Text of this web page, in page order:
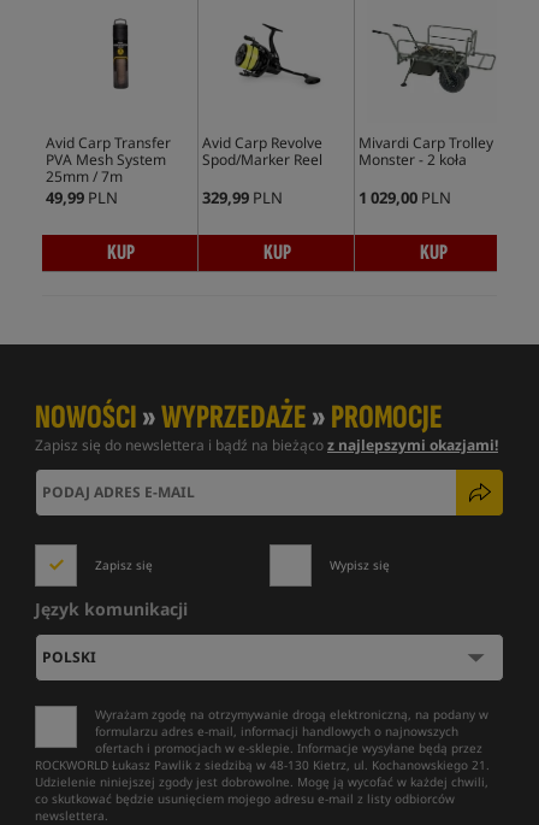
Avid Carp Transfer
PVA Mesh System
25mm / 7m
49,99 PLN
KUP
Avid Carp Revolve
Spod/Marker Reel
329,99 PLN
KUP
Mivardi Carp Trolley
Monster - 2 koła
1 029,00 PLN
KUP
NOWOŚCI»WYPRZEDAŻE»PROMOCJE
Zapisz się do newslettera i bądź na bieżącoz najlepszymi okazjami!
Zapisz się Wypisz się
Język komunikacji
Wyrażam zgodę na otrzymywanie drogą elektroniczną, na podany w
formularzu adres e-mail, informacji handlowych o najnowszych
ofertach i promocjach w e-sklepie. Informacje wysyłane będą przez
ROCKWORLD Łukasz Pawlik z siedzibą w 48-130 Kietrz, ul. Kochanowskiego 21.
Udzielenie niniejszej zgody jest dobrowolne. Mogę ją wycofać w każdej chwili,
co skutkować będzie usunięciem mojego adresu e-mail z listy odbiorców
newslettera.